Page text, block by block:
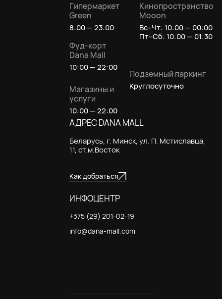
Гипермаркет
Green
8:00 — 23:00
Фуд-корт
Dana Mall
10:00 — 22:00
Магазины и
услуги
10:00 — 22:00
Подземный паркинг
Круглосуточно
Кинопространство
Mooon
Вс–Чт: 10:00 — 00:00
Пт–Сб: 10:00 — 01:30
АДРЕС DANA MALL
Беларусь, г. Минск, ул. П. Мстиславца,
11, ст.м.Восток
Как добраться
ИНФОЦЕНТР
+375 (29) 201-02-19
info@dana-mall.com